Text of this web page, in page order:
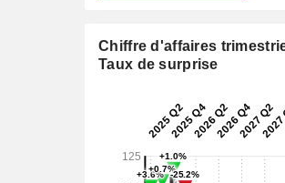
Chiffre d'affaires
Taux de surprise